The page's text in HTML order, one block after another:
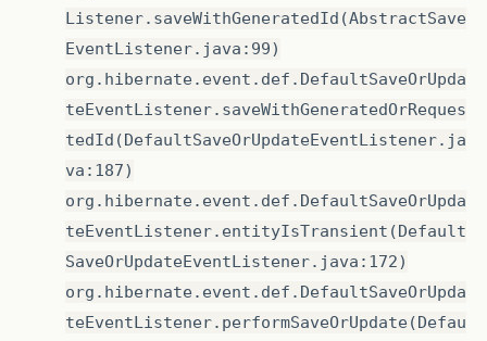
Listener.saveWithGeneratedId(AbstractSave
EventListener.java:99)
org.hibernate.event.def.DefaultSaveOrUpda
teEventListener.saveWithGeneratedOrReques
tedId(DefaultSaveOrUpdateEventListener.ja
va:187)
org.hibernate.event.def.DefaultSaveOrUpda
teEventListener.entityIsTransient(Default
SaveOrUpdateEventListener.java:172)
org.hibernate.event.def.DefaultSaveOrUpda
teEventListener.performSaveOrUpdate(Defau